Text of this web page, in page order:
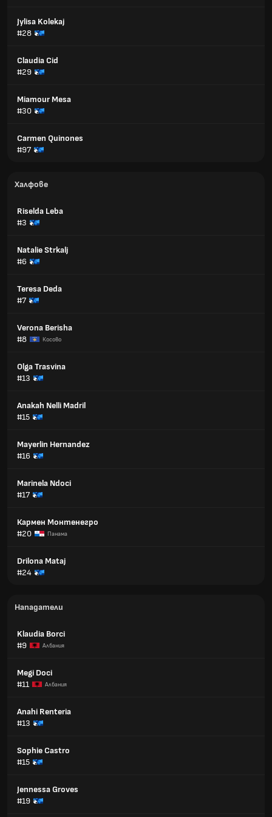
Jylisa Kolekaj
#28
Claudia Cid
#29
Miamour Mesa
#30
Carmen Quinones
#97
Халфове
Riselda Leba
#3
Natalie Strkalj
#6
Teresa Deda
#7
Verona Berisha
#8
Косово
Olga Trasvina
#13
Anakah Nelli Madril
#15
Mayerlin Hernandez
#16
Marinela Ndoci
#17
Кармен Монтенегро
#20
Панама
Drilona Mataj
#24
Нападатели
Klaudia Borci
#9
Албания
Megi Doci
#11
Албания
Anahi Renteria
#13
Sophie Castro
#15
Jennessa Groves
#19